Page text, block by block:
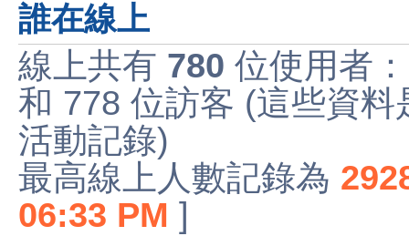
誰在線上
線上共有 780 位使用者
和 778 位訪客 (這些資
活動記錄)
最高線上人數記錄為
06:33 PM ]